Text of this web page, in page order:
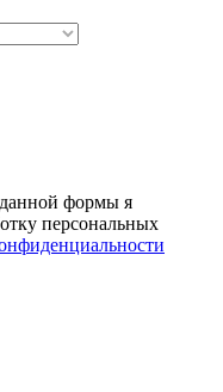
формы я
персональных